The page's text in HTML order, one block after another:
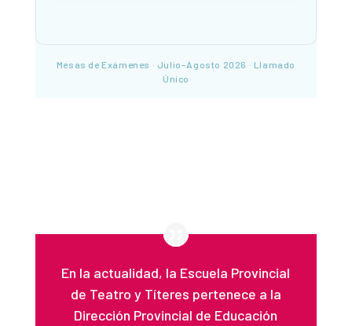
Mesas de Exámenes · Julio–Agosto 2026 · Llamado
Único
En la actualidad, la Escuela Provincial
de Teatro y Títeres pertenece a la
Dirección Provincial de Educación